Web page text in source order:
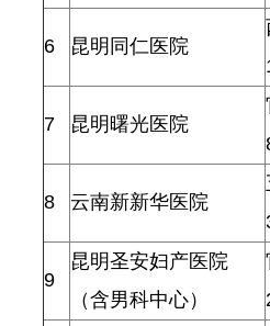
6 昆明同仁医院
7 昆明曙光医院
8 云南新新华医院
9
昆明圣安妇产医院
（含男科中心）